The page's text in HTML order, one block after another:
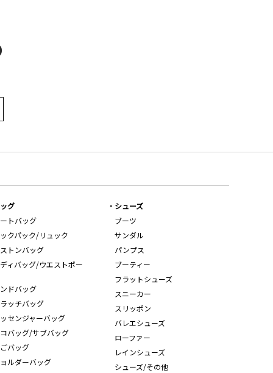
グ
トバッグ
クパック/リュック
トンバッグ
ィバッグ/ウエストポー
ドバッグ
ッチバッグ
センジャーバッグ
バッグ/サブバッグ
バッグ
ルダーバッグ
シューズ
ブーツ
サンダル
パンプス
ブーティー
フラットシューズ
スニーカー
スリッポン
バレエシューズ
ローファー
レインシューズ
シューズ/その他